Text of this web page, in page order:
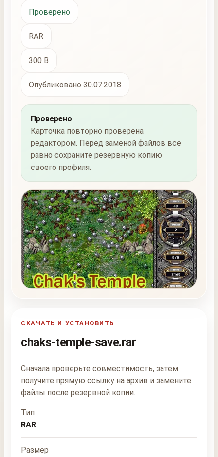
Проверено
RAR
300 B
Опубликовано 30.07.2018
Проверено
Карточка повторно проверена
редактором. Перед заменой файлов всё
равно сохраните резервную копию
своего профиля.
СКАЧАТЬ И УСТАНОВИТЬ
chaks-temple-save.rar
Сначала проверьте совместимость, затем
получите прямую ссылку на архив и замените
файлы после резервной копии.
Тип
RAR
Размер